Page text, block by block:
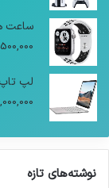
ساعت
لپ تاپ Surface Book 5
نوشته‌های تازه